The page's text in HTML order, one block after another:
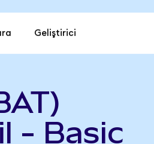
Geliştirici
- Basic